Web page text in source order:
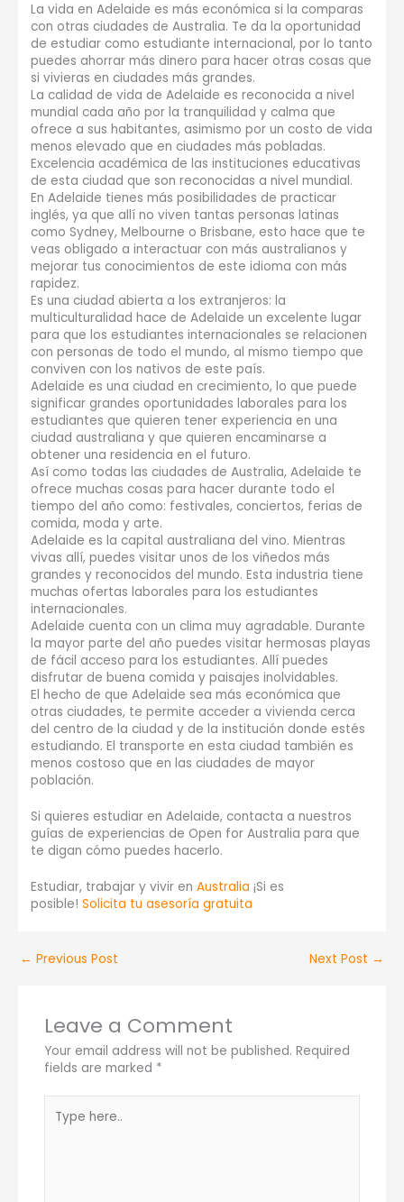
La vida en Adelaide es más económica si la comparas
con otras ciudades de Australia. Te da la oportunidad
de estudiar como estudiante internacional, por lo tanto
puedes ahorrar más dinero para hacer otras cosas que
si vivieras en ciudades más grandes.
La calidad de vida de Adelaide es reconocida a nivel
mundial cada año por la tranquilidad y calma que
ofrece a sus habitantes, asimismo por un costo de vida
menos elevado que en ciudades más pobladas.
Excelencia académica de las instituciones educativas
de esta ciudad que son reconocidas a nivel mundial.
En Adelaide tienes más posibilidades de practicar
inglés, ya que allí no viven tantas personas latinas
como Sydney, Melbourne o Brisbane, esto hace que te
veas obligado a interactuar con más australianos y
mejorar tus conocimientos de este idioma con más
rapidez.
Es una ciudad abierta a los extranjeros: la
multiculturalidad hace de Adelaide un excelente lugar
para que los estudiantes internacionales se relacionen
con personas de todo el mundo, al mismo tiempo que
conviven con los nativos de este país.
Adelaide es una ciudad en crecimiento, lo que puede
significar grandes oportunidades laborales para los
estudiantes que quieren tener experiencia en una
ciudad australiana y que quieren encaminarse a
obtener una residencia en el futuro.
Así como todas las ciudades de Australia, Adelaide te
ofrece muchas cosas para hacer durante todo el
tiempo del año como: festivales, conciertos, ferias de
comida, moda y arte.
Adelaide es la capital australiana del vino. Mientras
vivas allí, puedes visitar unos de los viñedos más
grandes y reconocidos del mundo. Esta industria tiene
muchas ofertas laborales para los estudiantes
internacionales.
Adelaide cuenta con un clima muy agradable. Durante
la mayor parte del año puedes visitar hermosas playas
de fácil acceso para los estudiantes. Allí puedes
disfrutar de buena comida y paisajes inolvidables.
El hecho de que Adelaide sea más económica que
otras ciudades, te permite acceder a vivienda cerca
del centro de la ciudad y de la institución donde estés
estudiando. El transporte en esta ciudad también es
menos costoso que en las ciudades de mayor
población.
Si quieres estudiar en Adelaide, contacta a nuestros
guías de experiencias de Open for Australia para que
te digan cómo puedes hacerlo.
Estudiar, trabajar y vivir en Australia ¡Si es
posible! Solicita tu asesoría gratuita
← Previous Post Next Post →
Leave a Comment
Your email address will not be published. Required
fields are marked *
here..